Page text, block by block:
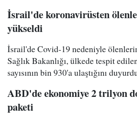
İsrail'de koronavirüsten
yükseldi
İsrail'de Covid-19 nedeniyle
Sağlık Bakanlığı, ülkede tespit
sayısının bin 930'a ulaştığını
ABD'de ekonomiye 2 trilyon
paketi